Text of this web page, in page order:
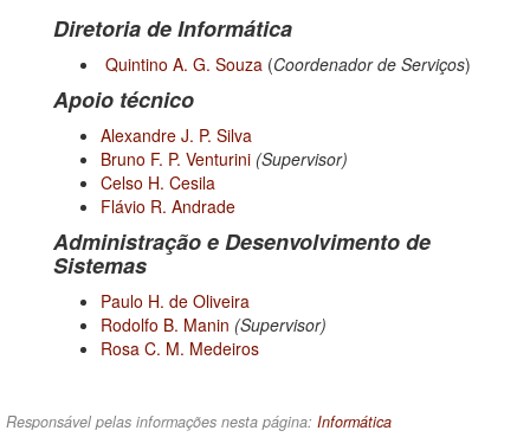
Diretoria de Informática
Quintino A. G. Souza (Coordenador de Serviços)
Apoio técnico
Alexandre J. P. Silva
Bruno F. P. Venturini (Supervisor)
Celso H. Cesila
Flávio R. Andrade
Administração e Desenvolvimento de
Sistemas
Paulo H. de Oliveira
Rodolfo B. Manin (Supervisor)
Rosa C. M. Medeiros
Responsável pelas informações nesta página: Informática